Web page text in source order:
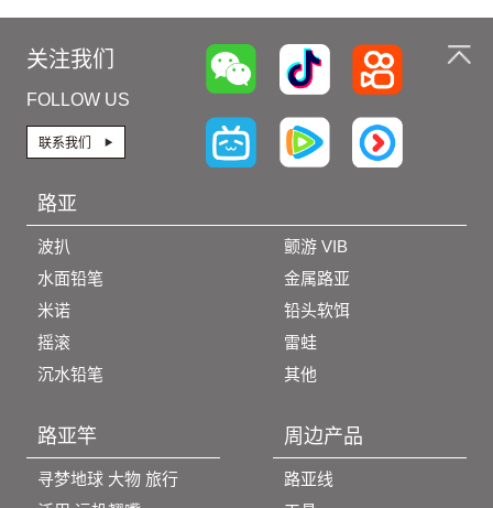
关注我们
FOLLOW US
联系我们
路亚
波扒
颤游 VIB
水面铅笔
金属路亚
米诺
铅头软饵
摇滚
雷蛙
沉水铅笔
其他
路亚竿
寻梦地球 大物 旅行
周边产品
路亚线